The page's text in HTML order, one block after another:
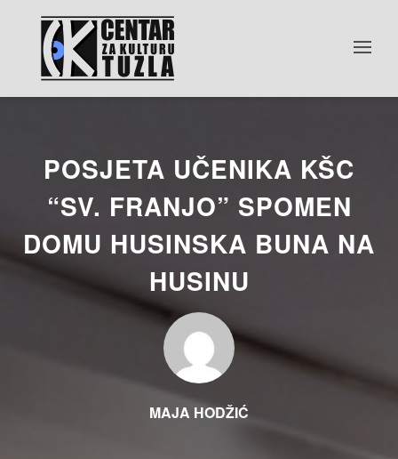
POSJETA UČENIKA KŠC
“SV. FRANJO” SPOMEN
DOMU HUSINSKA BUNA NA
HUSINU
MAJA HODŽIĆ